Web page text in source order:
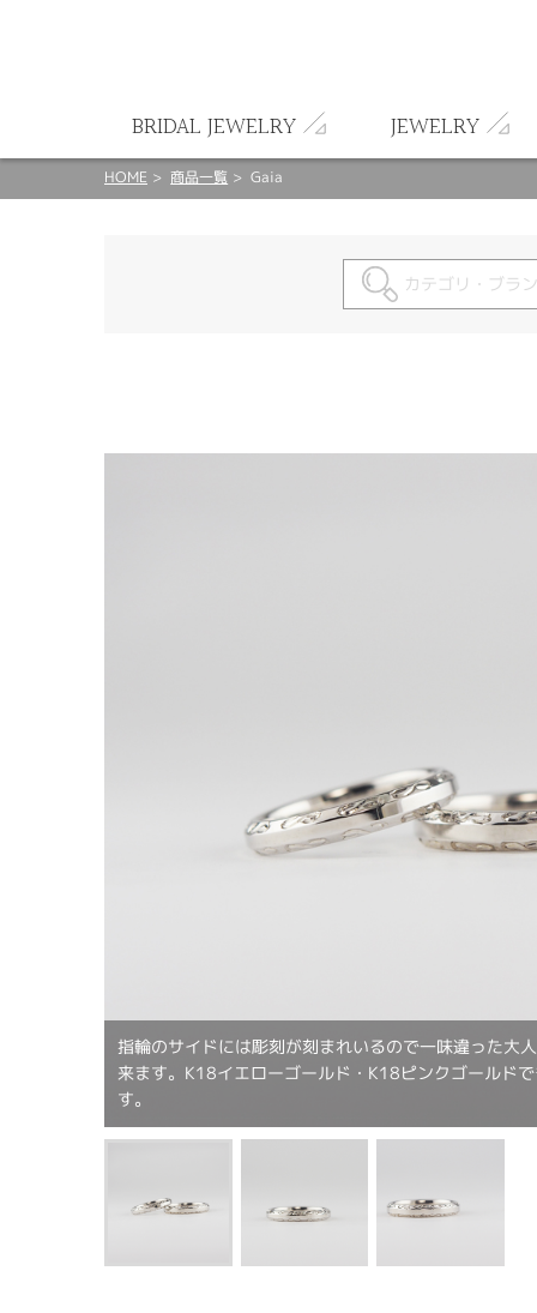
BRIDAL JEWELRY JEWELRY
HOME 商品一覧 Gaia
指輪のサイドには彫刻が刻まれいるので一味違った大
来ます。K18イエローゴールド・K18ピンクゴールド
す。